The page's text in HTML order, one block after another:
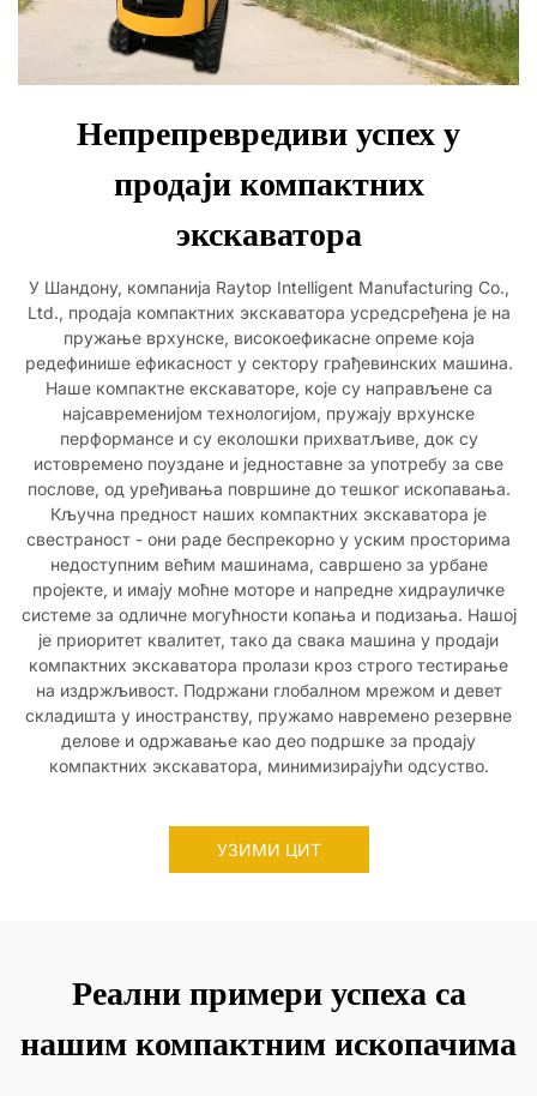
Непрепревредиви успех у
продаји компактних
экскаватора
У Шандону, компанија Raytop Intelligent Manufacturing Co.,
Ltd., продаја компактних экскаватора усредсређена је на
пружање врхунске, високоефикасне опреме која
редефинише ефикасност у сектору грађевинских машина.
Наше компактне екскаваторе, које су направљене са
најсавременијом технологијом, пружају врхунске
перформансе и су еколошки прихватљиве, док су
истовремено поуздане и једноставне за употребу за све
послове, од уређивања површине до тешког ископавања.
Кључна предност наших компактних экскаватора је
свестраност - они раде беспрекорно у уским просторима
недоступним већим машинама, савршено за урбане
пројекте, и имају моћне моторе и напредне хидрауличке
системе за одличне могућности копања и подизања. Нашој
је приоритет квалитет, тако да свака машина у продаји
компактних экскаватора пролази кроз строго тестирање
на издржљивост. Подржани глобалном мрежом и девет
складишта у иностранству, пружамо навремено резервне
делове и одржавање као део подршке за продају
компактних экскаватора, минимизирајући одсуство.
УЗИМИ ЦИТ
Реални примери успеха са
нашим компактним ископачима